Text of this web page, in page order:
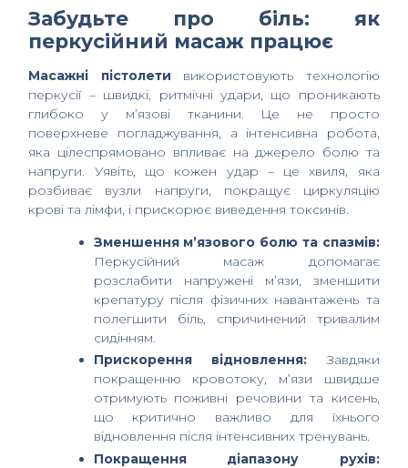
Забудьте про біль: як
перкусійний масаж працює
Масажні пістолети використовують технологію
перкусії – швидкі, ритмічні удари, що проникають
глибоко у м’язові тканини. Це не просто
поверхневе погладжування, а інтенсивна робота,
яка цілеспрямовано впливає на джерело болю та
напруги. Уявіть, що кожен удар – це хвиля, яка
розбиває вузли напруги, покращує циркуляцію
крові та лімфи, і прискорює виведення токсинів.
Зменшення м’язового болю та спазмів:
Перкусійний масаж допомагає
розслабити напружені м’язи, зменшити
крепатуру після фізичних навантажень та
полегшити біль, спричинений тривалим
сидінням.
Прискорення відновлення: Завдяки
покращенню кровотоку, м’язи швидше
отримують поживні речовини та кисень,
що критично важливо для їхнього
відновлення після інтенсивних тренувань.
Покращення діапазону рухів: